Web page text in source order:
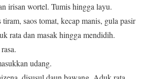
irisan wortel. Tumis hingga layu.
tiram, saos tomat, kecap manis, gula pasir
rata dan masak hingga mendidih.
udang.